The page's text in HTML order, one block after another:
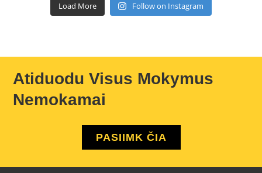
Load More Follow on Instagram
Atiduodu Visus Mokymus
Nemokamai
PASIIMK ČIA